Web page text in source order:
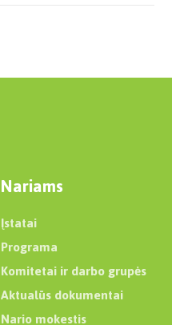
Nariams
Įstatai
Programa
Komitetai ir darbo grupės
Aktualūs dokumentai
Nario mokestis